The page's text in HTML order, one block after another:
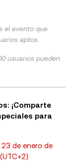
el evento que
aptos.
usuarios pueden
¡Comparte
para
de enero de